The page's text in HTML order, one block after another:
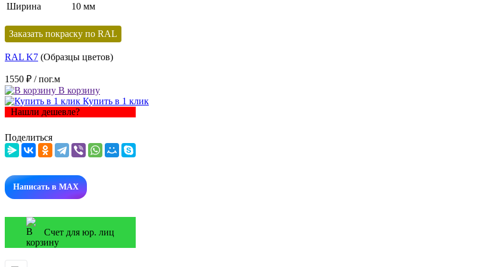
Ширина
10 мм
Заказать покраску по RAL
RAL K7 (Образцы цветов)
1550 ₽ / пог.м
В корзину
Купить в 1 клик
Нашли дешевле?
Поделиться
Написать в MAX
Счет для юр. лиц